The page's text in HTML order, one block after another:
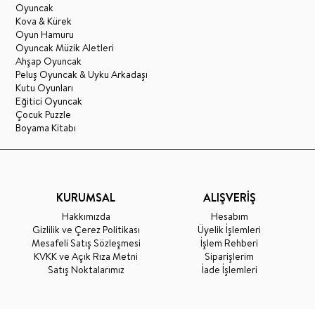
Oyuncak
Kova & Kürek
Oyun Hamuru
Oyuncak Müzik Aletleri
Ahşap Oyuncak
Peluş Oyuncak & Uyku Arkadaşı
Kutu Oyunları
Eğitici Oyuncak
Çocuk Puzzle
Boyama Kitabı
KURUMSAL
Hakkımızda
Gizlilik ve Çerez Politikası
Mesafeli Satış Sözleşmesi
KVKK ve Açık Rıza Metni
Satış Noktalarımız
ALIŞVERİŞ
Hesabım
Üyelik İşlemleri
İşlem Rehberi
Siparişlerim
İade İşlemleri